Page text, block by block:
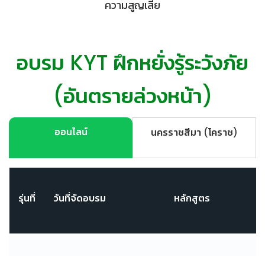
ความสูญเสีย
อบรม KYT ฝึกหยั่งรู้ระวังภัย
ออนไลน์ นครราชสีมา (โคราช)
รุ่นที่ วันที่จัดอบรม หลักสูตร